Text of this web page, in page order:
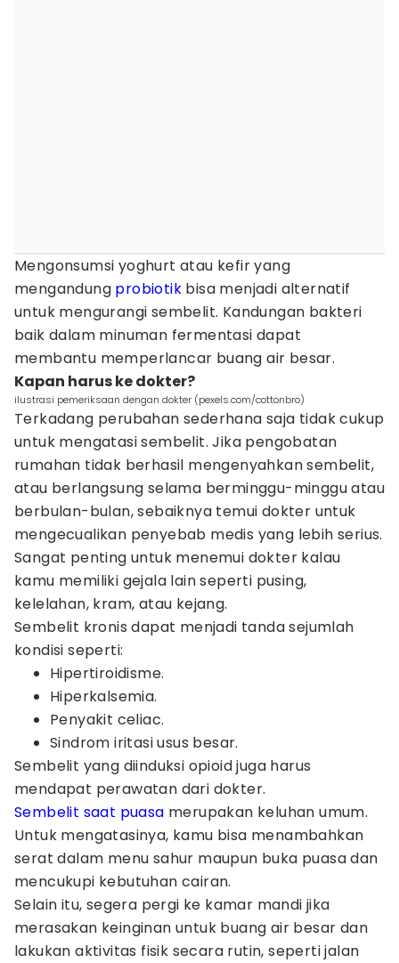
Mengonsumsi yoghurt atau kefir yang
mengandung probiotik bisa menjadi alternatif
untuk mengurangi sembelit. Kandungan bakteri
baik dalam minuman fermentasi dapat
membantu memperlancar buang air besar.
Kapan harus ke dokter?
ilustrasi pemeriksaan dengan dokter (pexels.com/cottonbro)
Terkadang perubahan sederhana saja tidak cukup
untuk mengatasi sembelit. Jika pengobatan
rumahan tidak berhasil mengenyahkan sembelit,
atau berlangsung selama berminggu-minggu atau
berbulan-bulan, sebaiknya temui dokter untuk
mengecualikan penyebab medis yang lebih serius.
Sangat penting untuk menemui dokter kalau
kamu memiliki gejala lain seperti pusing,
kelelahan, kram, atau kejang.
Sembelit kronis dapat menjadi tanda sejumlah
kondisi seperti:
Hipertiroidisme.
Hiperkalsemia.
Penyakit celiac.
Sindrom iritasi usus besar.
Sembelit yang diinduksi opioid juga harus
mendapat perawatan dari dokter.
Sembelit saat puasa merupakan keluhan umum.
Untuk mengatasinya, kamu bisa menambahkan
serat dalam menu sahur maupun buka puasa dan
mencukupi kebutuhan cairan.
Selain itu, segera pergi ke kamar mandi jika
merasakan keinginan untuk buang air besar dan
lakukan aktivitas fisik secara rutin, seperti jalan